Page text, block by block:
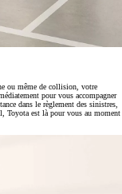
ou même de collision, votre
pour vous accompagner
dans le règlement des sinistres,
Toyota est là pour vous au moment